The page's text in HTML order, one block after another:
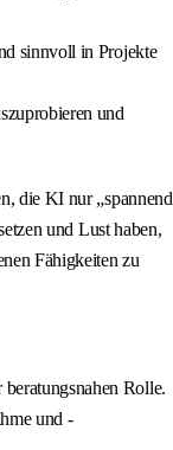
sinnvoll in Projekte
und
die KI nur „spannend
und Lust haben,
Fähigkeiten zu
Rolle.
und -